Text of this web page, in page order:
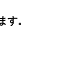
す。